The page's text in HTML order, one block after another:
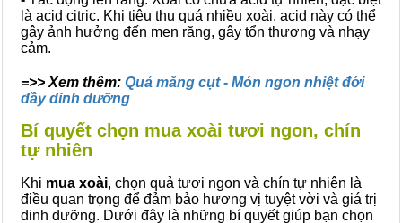
là acid citric. Khi tiêu thụ quá nhiều xoài, acid này có thể
gây ảnh hưởng đến men răng, gây tổn thương và nhạy
cảm.
=>> Xem thêm: Quả măng cụt - Món ngon nhiệt đới
đầy dinh dưỡng
Bí quyết chọn mua xoài tươi ngon, chín
tự nhiên
Khi mua xoài, chọn quả tươi ngon và chín tự nhiên là
điều quan trọng để đảm bảo hương vị tuyệt vời và giá trị
dinh dưỡng. Dưới đây là những bí quyết giúp bạn chọn